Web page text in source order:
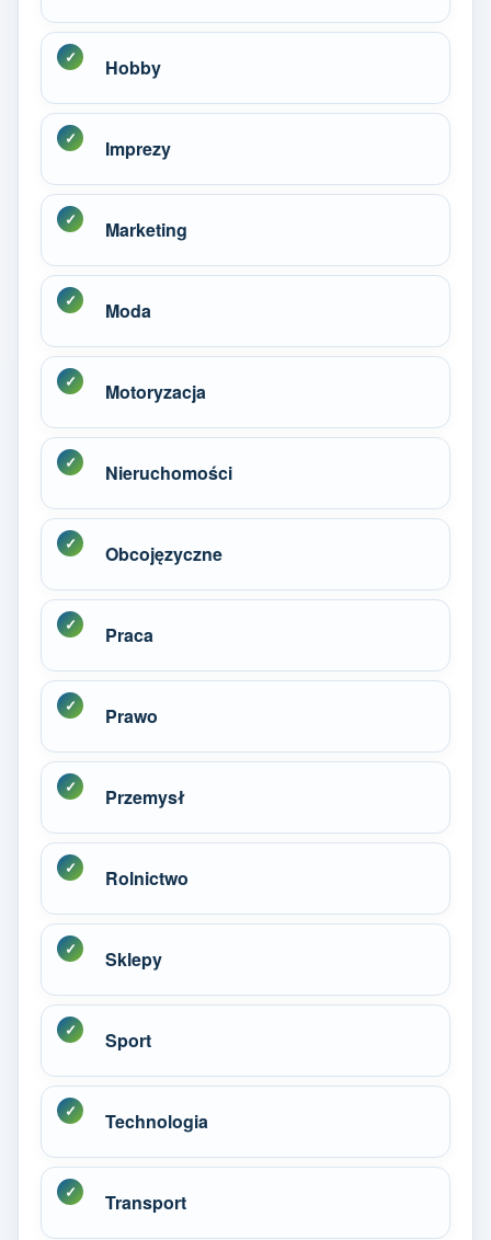
Hobby
Imprezy
Marketing
Moda
Motoryzacja
Nieruchomości
Obcojęzyczne
Praca
Prawo
Przemysł
Rolnictwo
Sklepy
Sport
Technologia
Transport